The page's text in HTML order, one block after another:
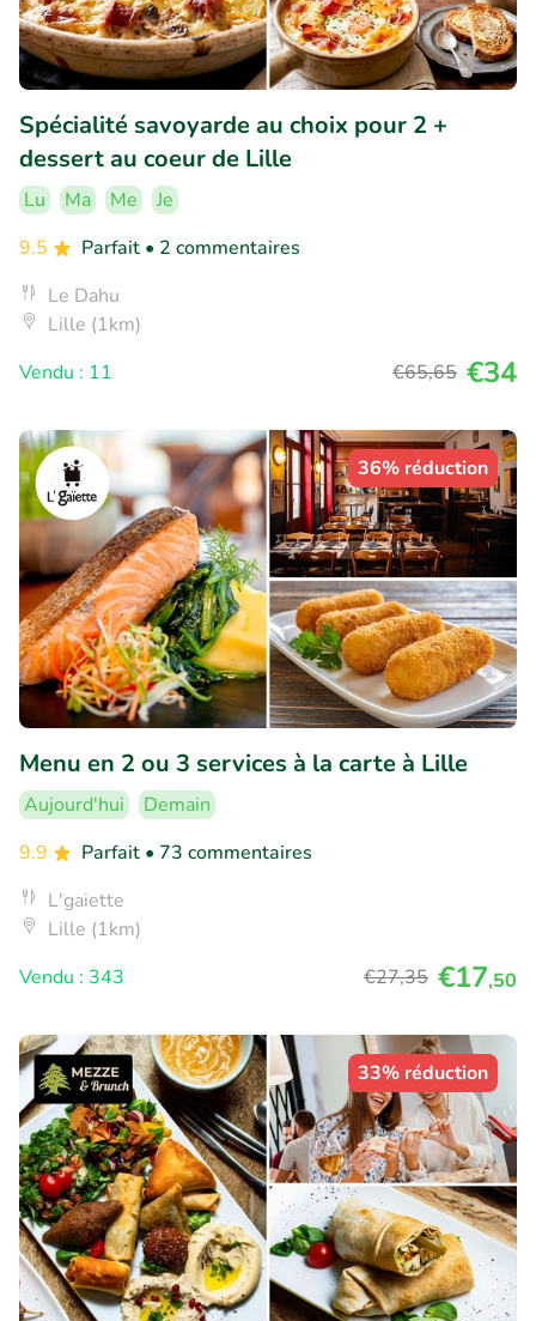
Spécialité savoyarde au choix pour 2 +
dessert au coeur de Lille
Lu Ma Me
Je
9.5
Parfait • 2 commentaires
Le Dahu
Lille (1km)
Vendu : 11
€65,65 €34
36% réduction
Menu en 2 ou 3 services à la carte à Lille
Aujourd'hui
Demain
9.9
Parfait • 73 commentaires
L'gaiette
Lille (1km)
Vendu : 343
€27,35 €17,50
33% réduction